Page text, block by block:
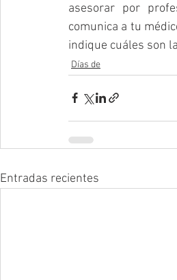
asesorar por
comunica a tu
indique cuáles son
Días de
Entradas recientes